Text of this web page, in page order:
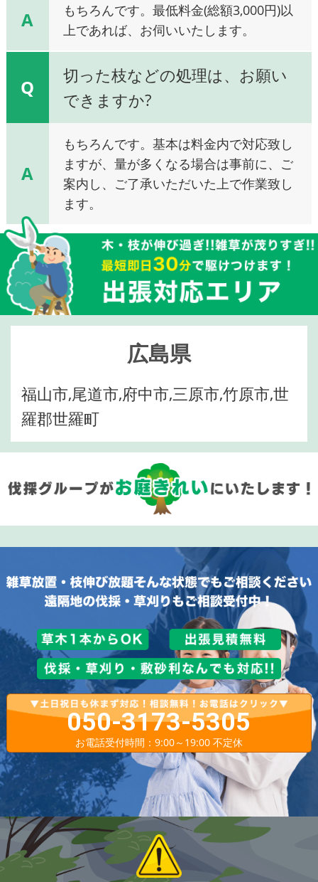
A
もちろんです。最低料金(総額3,000円)以
上であれば、お伺いいたします。
Q
切った枝などの処理は、お願い
できますか?
A
もちろんです。基本は料金内で対応致し
ますが、量が多くなる場合は事前に、ご
案内し、ご了承いただいた上で作業致し
ます。
広島県
福山市,尾道市,府中市,三原市,竹原市,世
羅郡世羅町
050-3173-5305
お電話受付時間：9:00～19:00 不定休